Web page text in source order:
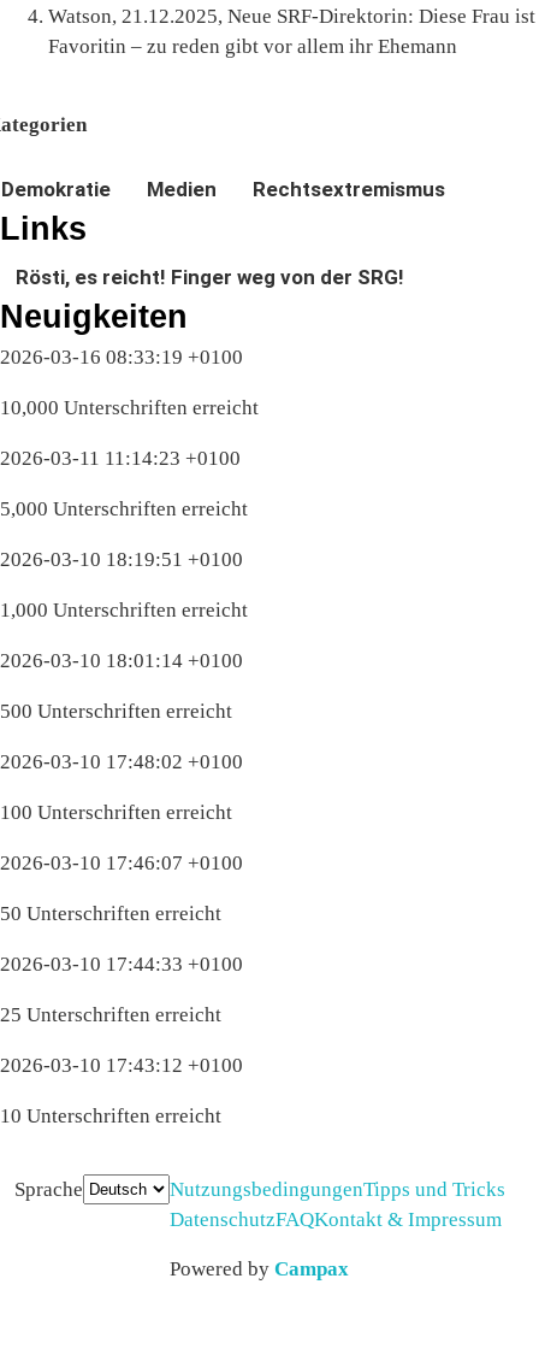
Watson, 21.12.2025, Neue SRF-Direktorin: Diese Frau ist
Favoritin – zu reden gibt vor allem ihr Ehemann
Demokratie Medien Rechtsextremismus
Links
Rösti, es reicht! Finger weg von der SRG!
Neuigkeiten
2026-03-16 08:33:19 +0100
10,000 Unterschriften erreicht
2026-03-11 11:14:23 +0100
5,000 Unterschriften erreicht
2026-03-10 18:19:51 +0100
1,000 Unterschriften erreicht
2026-03-10 18:01:14 +0100
500 Unterschriften erreicht
2026-03-10 17:48:02 +0100
100 Unterschriften erreicht
2026-03-10 17:46:07 +0100
50 Unterschriften erreicht
2026-03-10 17:44:33 +0100
25 Unterschriften erreicht
2026-03-10 17:43:12 +0100
10 Unterschriften erreicht
Sprache NutzungsbedingungenTipps und Tricks
DatenschutzFAQKontakt & Impressum
Powered by Campax